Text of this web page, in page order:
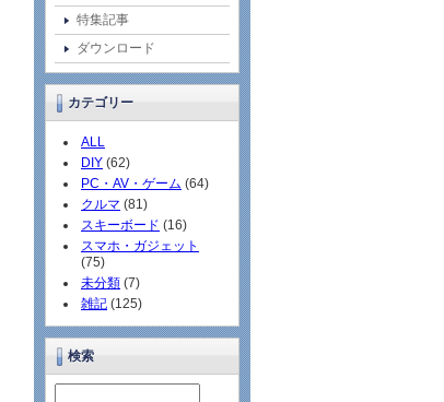
特集記事
ダウンロード
カテゴリー
ALL
DIY (62)
PC・AV・ゲーム (64)
クルマ (81)
スキーボード (16)
スマホ・ガジェット
(75)
未分類 (7)
雑記 (125)
検索